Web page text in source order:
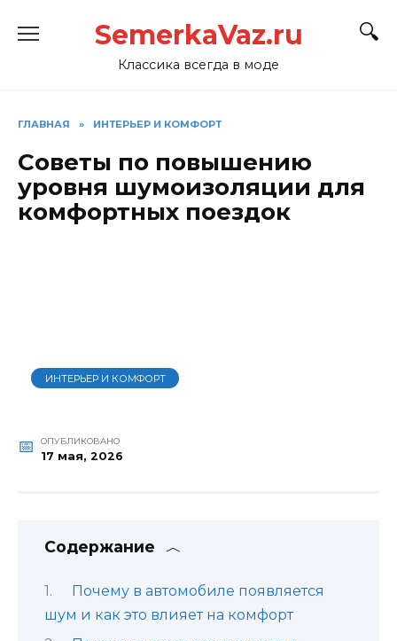
SemerkaVaz.ru
Классика всегда в моде
ГЛАВНАЯ » ИНТЕРЬЕР И КОМФОРТ
Советы по повышению
уровня шумоизоляции для
комфортных поездок
ИНТЕРЬЕР И КОМФОРТ
ОПУБЛИКОВАНО
17 мая, 2026
Содержание
Почему в автомобиле появляется
шум и как это влияет на комфорт